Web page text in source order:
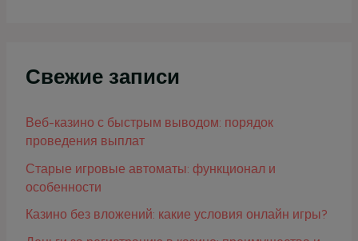
Свежие записи
Веб-казино с быстрым выводом: порядок
проведения выплат
Старые игровые автоматы: функционал и
особенности
Казино без вложений: какие условия онлайн игры?